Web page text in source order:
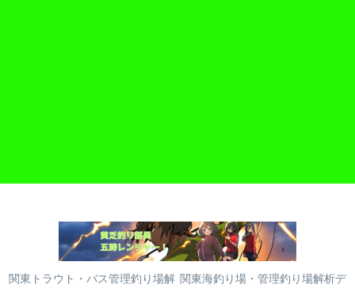
関東トラウト・バス管理釣り場解 関東海釣り場・管理釣り場解析デ